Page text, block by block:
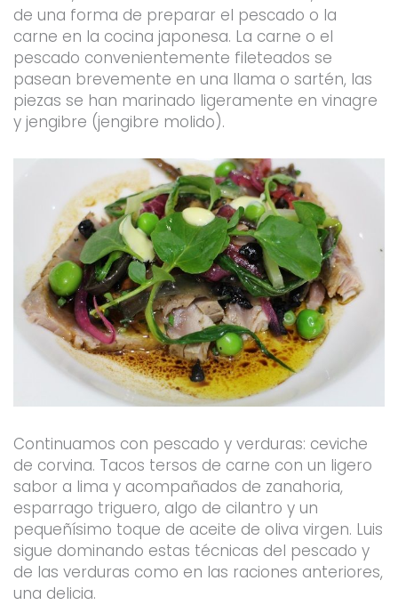
de una forma de preparar el pescado o la
carne en la cocina japonesa. La carne o el
pescado convenientemente fileteados se
pasean brevemente en una llama o sartén, las
piezas se han marinado ligeramente en vinagre
y jengibre (jengibre molido).
Continuamos con pescado y verduras: ceviche
de corvina. Tacos tersos de carne con un ligero
sabor a lima y acompañados de zanahoria,
esparrago triguero, algo de cilantro y un
pequeñísimo toque de aceite de oliva virgen. Luis
sigue dominando estas técnicas del pescado y
de las verduras como en las raciones anteriores,
una delicia.